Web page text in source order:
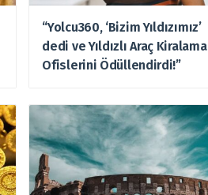
“Yolcu360, ‘Bizim Yıldızımız’
dedi ve Yıldızlı Araç Kiralama
Ofislerini Ödüllendirdi!”